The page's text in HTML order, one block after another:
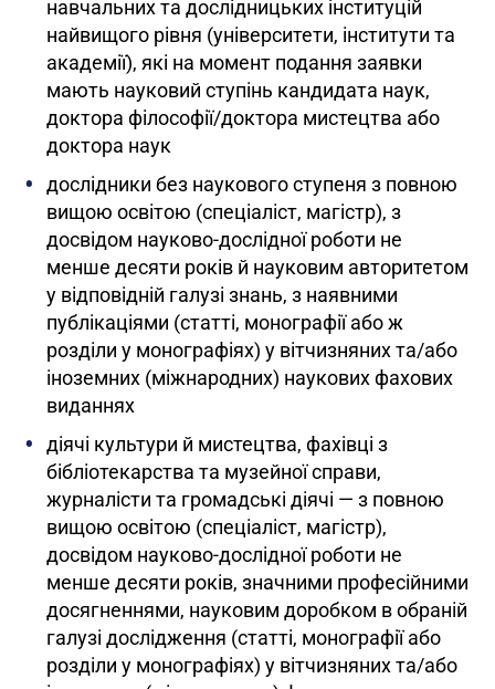
навчальних та дослідницьких інституцій
найвищого рівня (університети, інститути та
академії), які на момент подання заявки
мають науковий ступінь кандидата наук,
доктора філософії/доктора мистецтва або
доктора наук
дослідники без наукового ступеня з повною
вищою освітою (спеціаліст, магістр), з
досвідом науково-дослідної роботи не
менше десяти років й науковим авторитетом
у відповідній галузі знань, з наявними
публікаціями (статті, монографії або ж
розділи у монографіях) у вітчизняних та/або
іноземних (міжнародних) наукових фахових
виданнях
діячі культури й мистецтва, фахівці з
бібліотекарства та музейної справи,
журналісти та громадські діячі — з повною
вищою освітою (спеціаліст, магістр),
досвідом науково-дослідної роботи не
менше десяти років, значними професійними
досягненнями, науковим доробком в обраній
галузі дослідження (статті, монографії або
розділи у монографіях) у вітчизняних та/або